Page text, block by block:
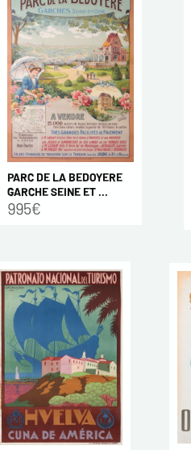
PARC DE LA BEDOYERE
GARCHE SEINE ET ...
995€